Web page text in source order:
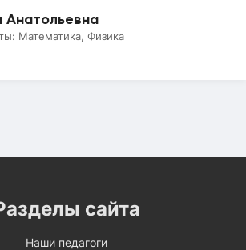
Анатольевна
Математика, Физика
сайта
Наши педагоги